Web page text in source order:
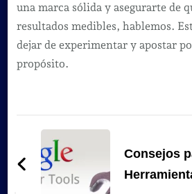
una marca sólida y asegurarte de
resultados medibles, hablemos.
dejar de experimentar y apostar
propósito.
Navegación
de
entradas
Consejos